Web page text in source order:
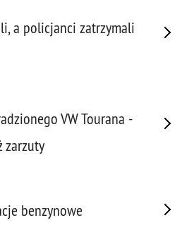
a policjanci zatrzymali
VW Tourana -
zarzuty
benzynowe